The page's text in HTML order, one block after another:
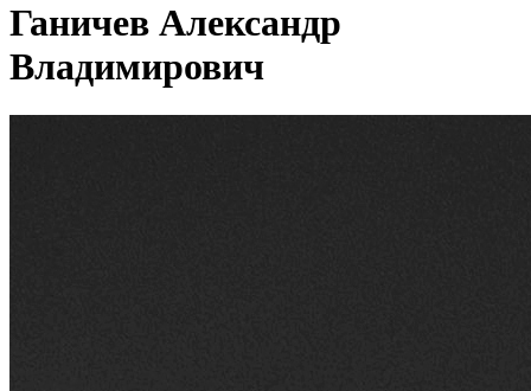
Ганичев Александр
Владимирович